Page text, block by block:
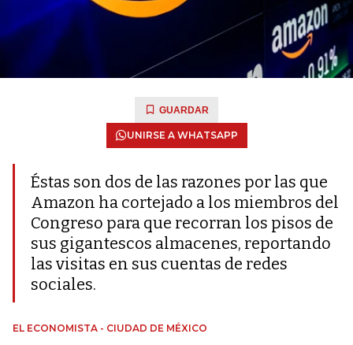
GUARDAR
UNIRSE A WHATSAPP
Éstas son dos de las razones por las que
Amazon ha cortejado a los miembros del
Congreso para que recorran los pisos de
sus gigantescos almacenes, reportando
las visitas en sus cuentas de redes
sociales.
EL ECONOMISTA - CIUDAD DE MÉXICO